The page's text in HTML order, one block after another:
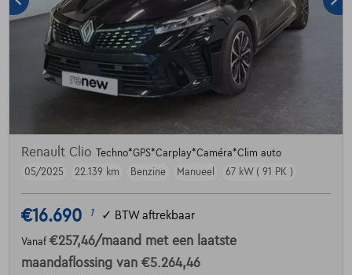
Renault Clio Techno*GPS*Carplay*Caméra*Clim auto
05/2025
22.139 km Benzine Manueel 67 kW ( 91 PK )
€16.690 1 ✓ BTW aftrekbaar
Vanaf €257,46/maand met een laatste
maandaflossing van €5.264,46